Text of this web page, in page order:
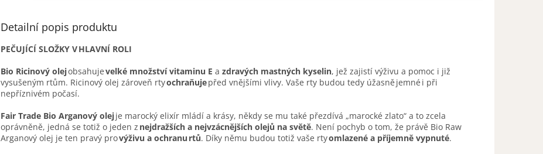
Detailní popis produktu
PEČUJÍCÍ SLOŽKY V HLAVNÍ ROLI
Bio Ricinový olejobsahujevelké množství vitaminu E a zdravých mastných kyselin, jež zajistí výživu a pomoc i již
vysušeným rtům. Ricinový olej zároveň rtyochraňujepřed vnějšími vlivy. Vaše rty budou tedy úžasně jemné i při
nepříznivém počasí.
Fair Trade Bio Arganový olejje marocký elixír mládí a krásy, někdy se mu také přezdívá „marocké zlato“ a to zcela
oprávněně, jedná se totiž o jeden z nejdražších a nejvzácnějších olejů na světě. Není pochyb o tom, že právě Bio Raw
Arganový olej je ten pravý provýživu a ochranu rtů. Díky němu budou totiž vaše rtyomlazené a příjemně vypnuté.